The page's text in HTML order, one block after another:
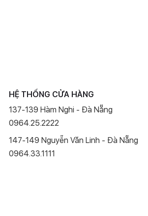
HỆ THỐNG CỬA HÀNG
137-139 Hàm Nghi - Đà Nẵng
0964.25.2222
147-149 Nguyễn Văn Linh - Đà Nẵng
0964.33.1111